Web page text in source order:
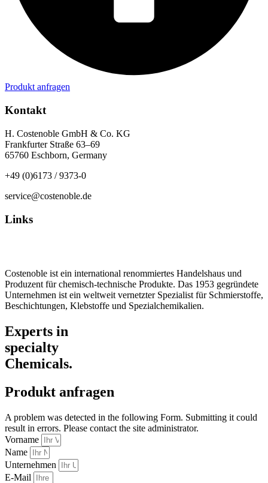
Produkt anfragen
Kontakt
H. Costenoble GmbH & Co. KG
Frankfurter Straße 63–69
65760 Eschborn, Germany
+49 (0)6173 / 9373-0
service@costenoble.de
Links
Costenoble ist ein international renommiertes Handelshaus und
Produzent für chemisch-technische Produkte. Das 1953 gegründete
Unternehmen ist ein weltweit vernetzter Spezialist für Schmierstoffe,
Beschichtungen, Klebstoffe und Spezialchemikalien.
Experts in
specialty
Chemicals.
Produkt anfragen
A problem was detected in the following Form. Submitting it could
result in errors. Please contact the site administrator.
Vorname
Name
Unternehmen
E-Mail